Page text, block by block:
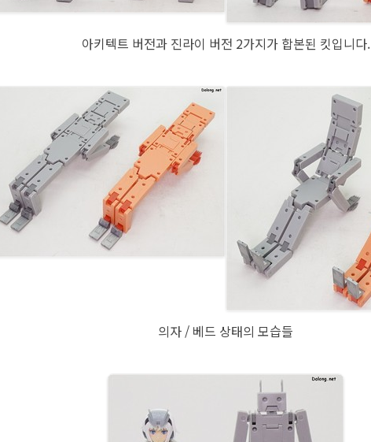
아키텍트 버전과 진라이 버전 2가지가 합본된 킷입니다.
의자 / 베드 상태의 모습들